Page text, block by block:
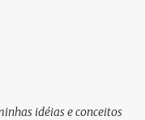
idéias e conceitos